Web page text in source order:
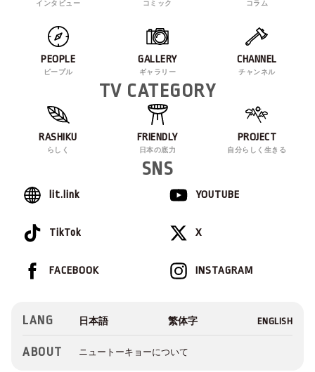
インタビュー コミック コラム
PEOPLE
ピープル
GALLERY
ギャラリー
CHANNEL
チャンネル
TV CATEGORY
RASHIKU
らしく
FRIENDLY
日本の底力
PROJECT
自分らしく生きる
SNS
lit.link YOUTUBE
TikTok X
INSTAGRAM
FACEBOOK
LANG
ABOUT ニュートーキョーについて